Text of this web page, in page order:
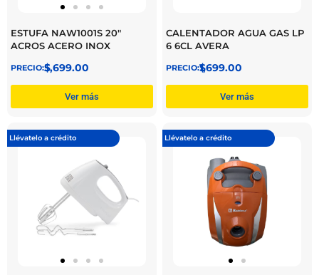
ESTUFA NAW1001S 20″
ACROS ACERO INOX
$
5,699.00
Ver más
CALENTADOR AGUA GAS LP
6 6CL AVERA
$
1,699.00
Ver más
Llévatelo a crédito Llévatelo a crédito